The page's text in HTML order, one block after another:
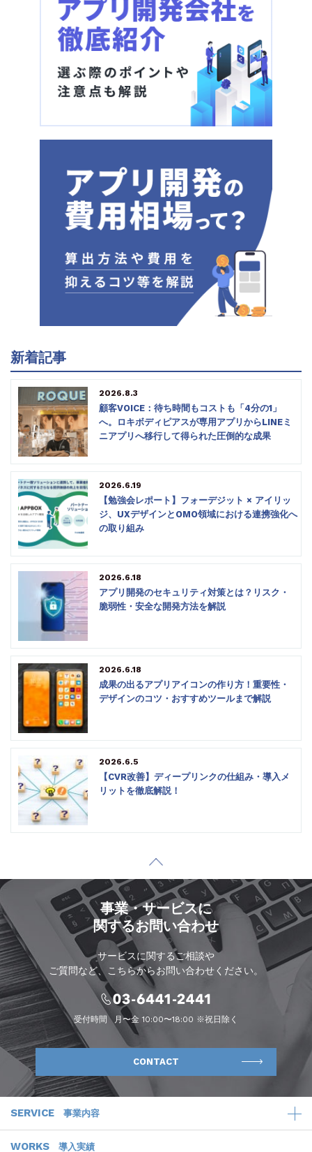
新着記事
2026.8.3
顧客VOICE：待ち時間もコストも「4分の1」
へ。ロキボディピアスが専用アプリからLINEミ
ニアプリへ移行して得られた圧倒的な成果
2026.6.19
【勉強会レポート】フォーデジット × アイリッ
ジ、UXデザインとOMO領域における連携強化へ
の取り組み
2026.6.18
アプリ開発のセキュリティ対策とは？リスク・
脆弱性・安全な開発方法を解説
2026.6.18
成果の出るアプリアイコンの作り方！重要性・
デザインのコツ・おすすめツールまで解説
2026.6.5
【CVR改善】ディープリンクの仕組み・導入メ
リットを徹底解説！
事業・サービスに
関するお問い合わせ
サービスに関するご相談や
ご質問など、こちらからお問い合わせください。
受付時間 月〜金 10:00〜18:00 ※祝日除く
CONTACT
SERVICE 事業内容
WORKS 導入実績